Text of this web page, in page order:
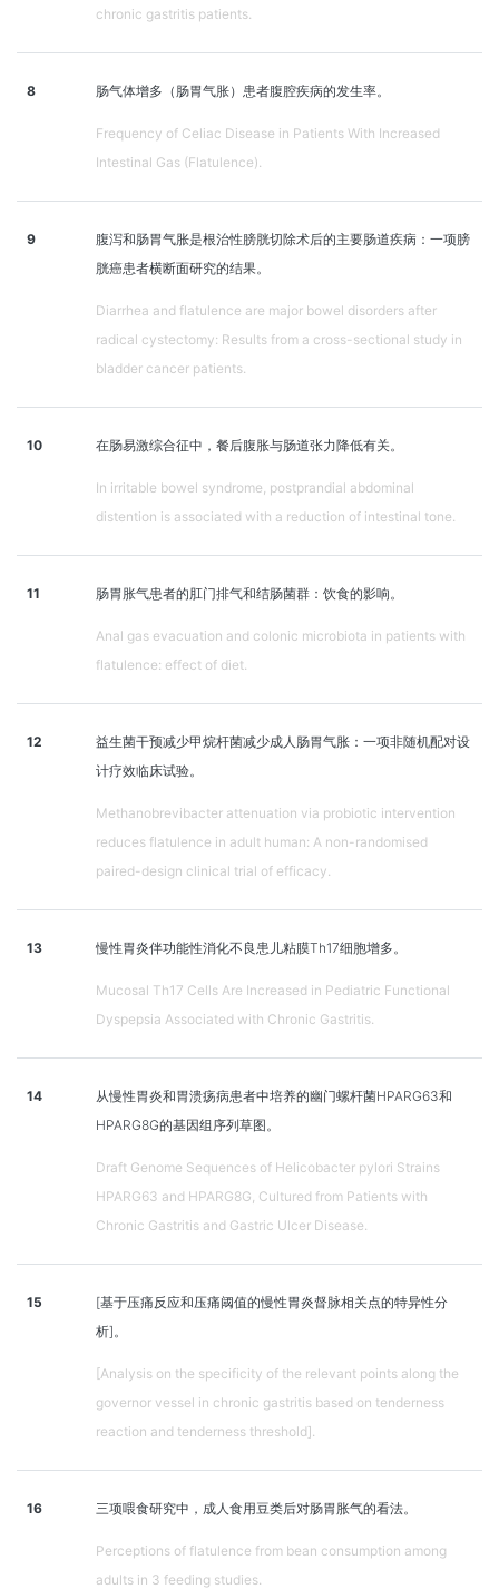
chronic gastritis patients.
8 肠气体增多（肠胃气胀）患者腹腔疾病的发生率。
Frequency of Celiac Disease in Patients With Increased
Intestinal Gas (Flatulence).
9
腹泻和肠胃气胀是根治性膀胱切除术后的主要肠道疾病：一项膀
胱癌患者横断面研究的结果。
Diarrhea and flatulence are major bowel disorders after
radical cystectomy: Results from a cross-sectional study in
bladder cancer patients.
10 在肠易激综合征中，餐后腹胀与肠道张力降低有关。
In irritable bowel syndrome, postprandial abdominal
distention is associated with a reduction of intestinal tone.
11 肠胃胀气患者的肛门排气和结肠菌群：饮食的影响。
Anal gas evacuation and colonic microbiota in patients with
flatulence: effect of diet.
12
益生菌干预减少甲烷杆菌减少成人肠胃气胀：一项非随机配对设
计疗效临床试验。
Methanobrevibacter attenuation via probiotic intervention
reduces flatulence in adult human: A non-randomised
paired-design clinical trial of efficacy.
13 慢性胃炎伴功能性消化不良患儿粘膜Th17细胞增多。
Mucosal Th17 Cells Are Increased in Pediatric Functional
Dyspepsia Associated with Chronic Gastritis.
14
从慢性胃炎和胃溃疡病患者中培养的幽门螺杆菌HPARG63和
HPARG8G的基因组序列草图。
Draft Genome Sequences of Helicobacter pylori Strains
HPARG63 and HPARG8G, Cultured from Patients with
Chronic Gastritis and Gastric Ulcer Disease.
15
[基于压痛反应和压痛阈值的慢性胃炎督脉相关点的特异性分
析]。
[Analysis on the specificity of the relevant points along the
governor vessel in chronic gastritis based on tenderness
reaction and tenderness threshold].
16 三项喂食研究中，成人食用豆类后对肠胃胀气的看法。
Perceptions of flatulence from bean consumption among
adults in 3 feeding studies.